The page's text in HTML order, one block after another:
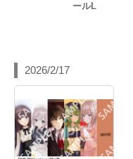
ールL
2026/2/17